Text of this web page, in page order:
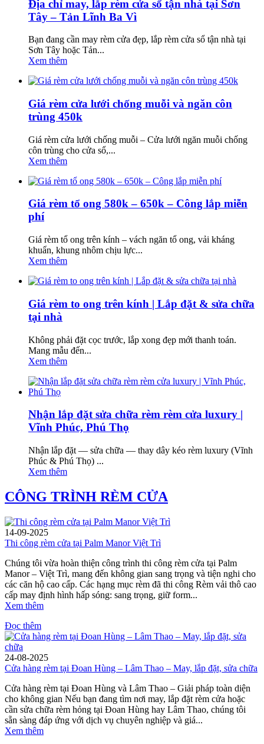
Địa chỉ may, lắp rèm cửa sổ tận nhà tại Sơn
Tây – Tản Lĩnh Ba Vì
Bạn đang cần may rèm cửa đẹp, lắp rèm cửa sổ tận nhà tại
Sơn Tây hoặc Tản...
Xem thêm
Giá rèm cửa lưới chống muỗi và ngăn côn
trùng 450k
Giá rèm cửa lưới chống muỗi – Cửa lưới ngăn muỗi chống
côn trùng cho cửa sổ,...
Xem thêm
Giá rèm tổ ong 580k – 650k – Công lắp miễn
phí
Giá rèm tổ ong trên kính – vách ngăn tổ ong, vải kháng
khuẩn, khung nhôm chịu lực...
Xem thêm
Giá rèm to ong trên kính | Lắp đặt & sửa chữa
tại nhà
Không phải đặt cọc trước, lắp xong đẹp mới thanh toán.
Mang mẫu đến...
Xem thêm
Nhận lắp đặt sửa chữa rèm rèm cửa luxury |
Vĩnh Phúc, Phú Thọ
Nhận lắp đặt — sửa chữa — thay dây kéo rèm luxury (Vĩnh
Phúc & Phú Thọ) ...
Xem thêm
CÔNG TRÌNH RÈM CỬA
14-09-2025
Thi công rèm cửa tại Palm Manor Việt Trì
Chúng tôi vừa hoàn thiện công trình thi công rèm cửa tại Palm
Manor – Việt Trì, mang đến không gian sang trọng và tiện nghi cho
các căn hộ cao cấp. Các hạng mục rèm đã thi công Rèm vải thô cao
cấp may định hình hấp sóng: sang trọng, giữ form...
Xem thêm
Đọc thêm
24-08-2025
Cửa hàng rèm tại Đoan Hùng – Lâm Thao – May, lắp đặt, sửa chữa
Cửa hàng rèm tại Đoan Hùng và Lâm Thao – Giải pháp toàn diện
cho không gian Nếu bạn đang tìm nơi may, lắp đặt rèm cửa hoặc
cần sửa chữa rèm hỏng tại Đoan Hùng hay Lâm Thao, chúng tôi
sẵn sàng đáp ứng với dịch vụ chuyên nghiệp và giá...
Xem thêm